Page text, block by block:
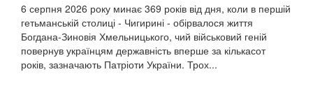
6 серпня 2026 року минає 369 років від дня, коли в першій
гетьманській столиці - Чигирині - обірвалося життя
Богдана-Зиновія Хмельницького, чий військовий геній
повернув українцям державність вперше за кількасот
років, зазначають Патріоти України. Трох...